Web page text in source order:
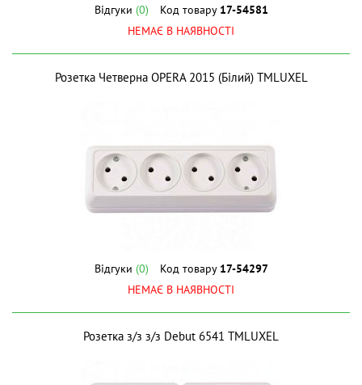
Відгуки (0) Код товару 17-54581
НЕМАЄ В НАЯВНОСТІ
Розетка Четверна OPERA 2015 (Білий) ТМLUXEL
Відгуки (0) Код товару 17-54297
НЕМАЄ В НАЯВНОСТІ
Розетка з/з з/з Debut 6541 ТМLUXEL